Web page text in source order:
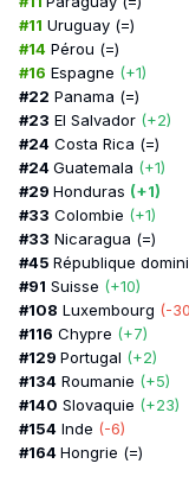
#11 Uruguay (=)
#14 Pérou (=)
#16 Espagne (+1)
#22 Panama (=)
#23 El Salvador (+2)
#24 Costa Rica (=)
#24Guatemala (+1)
#29 Honduras (+1)
#33 Colombie (+1)
#33 Nicaragua (=)
#45 République
#91 Suisse (+10)
#108 Luxembourg (-
#116 Chypre (+7)
#129 Portugal (+2)
#134 Roumanie (+5)
#140 Slovaquie (+23)
#154 Inde (-6)
#164Hongrie (=)